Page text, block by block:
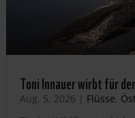
Toni Innauer wirbt für
Aug. 5, 2026 | Flüsse,